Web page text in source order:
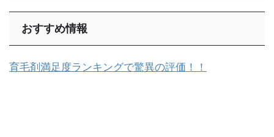
おすすめ情報
育毛剤満足度ランキングで驚異の評価！！